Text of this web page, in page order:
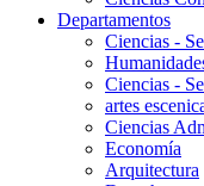
Departamentos
Ciencias -
Ciencias -
artes
Ciencias
Economía
Arquitectura